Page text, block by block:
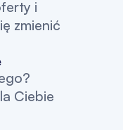
i
zmienić
Ciebie